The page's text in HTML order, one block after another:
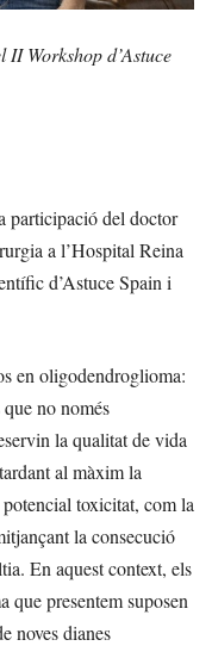
Workshop d’Astuce
participació del doctor
a l’Hospital Reina
d’Astuce Spain i
en oligodendroglioma:
no només
la qualitat de vida
al màxim la
potencial toxicitat, com la
la consecució
En aquest context, els
que presentem suposen
noves dianes